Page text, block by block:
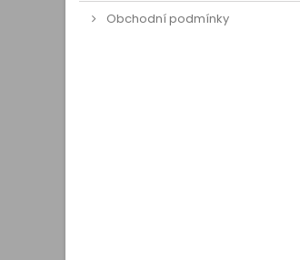
Obchodní podmínky